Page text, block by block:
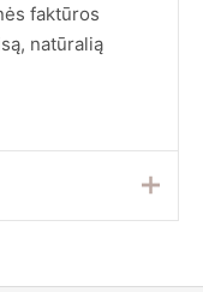
faktūros
natūralią